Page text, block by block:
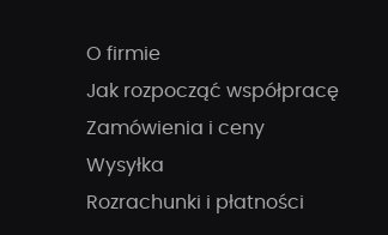
O firmie
Jak rozpocząć współpracę
Zamówienia i ceny
Wysyłka
Rozrachunki i płatności